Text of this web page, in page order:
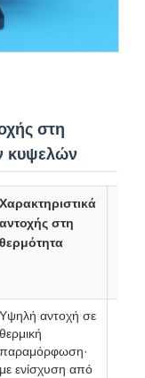
στη
κυψελών
Χαρακτηριστικά
αντοχής στη
θερμότητα
Υψηλή αντοχή σε
θερμική
παραμόρφωση·
με ενίσχυση από